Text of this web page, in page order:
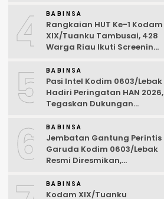
4 BABINSA
Rangkaian HUT Ke-1 Kodam
XIX/Tuanku Tambusai, 428
Warga Riau Ikuti Screening
5 BABINSA
Pasi Intel Kodim 0603/Lebak
Hadiri Peringatan HAN 2026,
Tegaskan Dukungan
Ramah Anak
6 BABINSA
Jembatan Gantung Perintis
Garuda Kodim 0603/Lebak
Resmi Diresmikan,
Desa Wanasalam
BABINSA
Kodam XIX/Tuanku